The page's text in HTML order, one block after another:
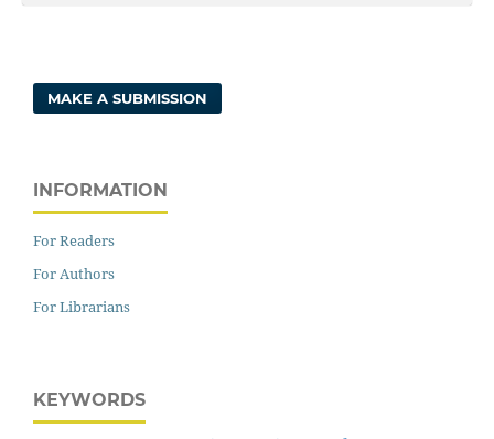
MAKE A SUBMISSION
INFORMATION
For Readers
For Authors
For Librarians
KEYWORDS